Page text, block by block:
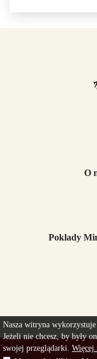
V hledání
O
Poklady
Nasza witryna
Jeżeli nie chcesz, by były
swojej przeglądarki. Więcej